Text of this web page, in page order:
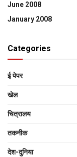
June 2008
January 2008
Categories
ई पेपर
खेल
चित्रालय
तकनीक
देश-दुनिया